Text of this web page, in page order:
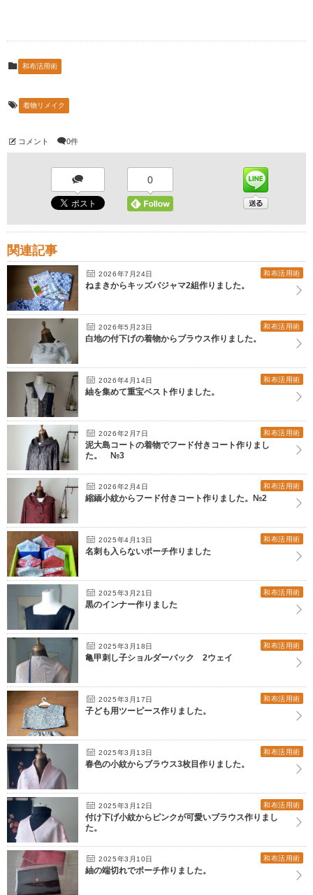
和布活用術
着物リメイク
コメント 0件
0
関連記事
2026年7月24日 和布活用術
ねまきからキッズパジャマ2組作りました。
2026年5月23日 和布活用術
白地の付下げの着物からブラウス作りました。
2026年4月14日 和布活用術
紬を集めて重宝ベスト作りました。
2026年2月7日 和布活用術
泥大島コートの着物でフード付きコート作りまし
た。 №3
2026年2月4日 和布活用術
縮緬小紋からフード付きコート作りました。№2
2025年4月13日 和布活用術
名刺も入らないポーチ作りました
2025年3月21日 和布活用術
黒のインナー作りました
2025年3月18日 和布活用術
亀甲刺し子ショルダーバック 2ウェイ
2025年3月17日 和布活用術
子ども用ツーピース作りました。
2025年3月13日 和布活用術
春色の小紋からブラウス3枚目作りました。
2025年3月12日 和布活用術
付け下げ小紋からピンクが可愛いブラウス作りまし
た。
2025年3月10日 和布活用術
紬の端切れでポーチ作りました。